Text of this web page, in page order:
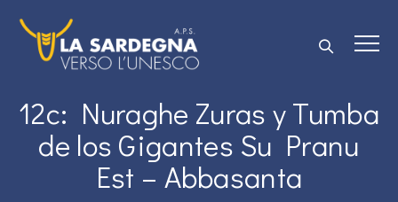
12c: Nuraghe Zuras y Tumba
de los Gigantes Su Pranu
Est – Abbasanta